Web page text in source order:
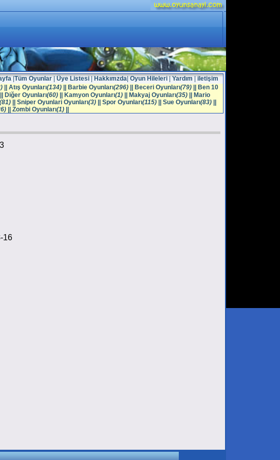
Tüm Oyunlar Üye Listesi Hakkımzda Oyun Hileleri Yardım
iletişim
Atış Oyunları(134) Barbie Oyunları(296) Beceri Oyunları(79)
Ben 10
Diğer Oyunları(60) Kamyon Oyunları(1) Makyaj Oyunları(35)
Mario
(81) Sniper Oyunlari Oyunları(3) Spor Oyunları(115) Sue Oyunları(83)
Zombi Oyunları(1)
16